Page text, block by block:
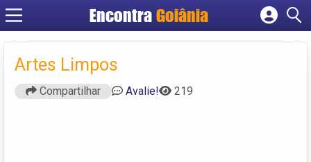
Encontra Goiânia
Cadastrar empresa
Artes Limpos
Compartilhar Avalie! 219